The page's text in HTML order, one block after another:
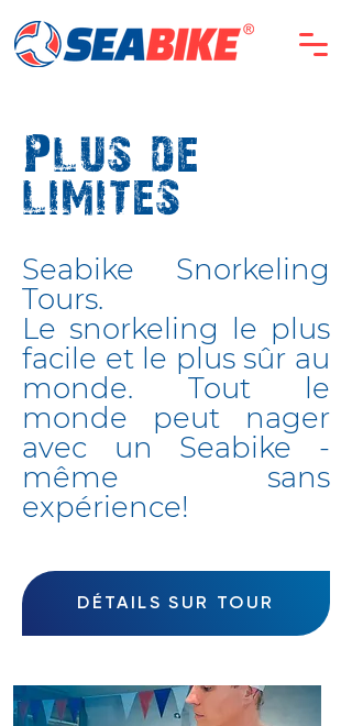
Plus de
limites
Seabike Snorkeling
Tours.
Le snorkeling le plus
facile et le plus sûr au
monde. Tout le
monde peut nager
avec un Seabike -
même sans
expérience!
DÉTAILS SUR TOUR